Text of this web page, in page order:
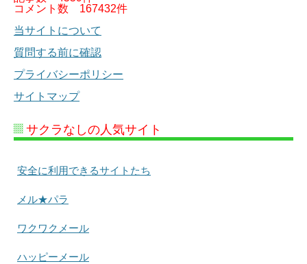
コメント数 167432件
当サイトについて
質問する前に確認
プライバシーポリシー
サイトマップ
サクラなしの人気サイト
安全に利用できるサイトたち
メル★パラ
ワクワクメール
ハッピーメール